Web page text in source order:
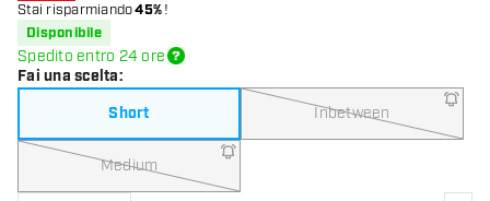
Stai risparmiando45%!
Disponibile
Spedito entro 24 ore
Fai una scelta:
Short
Inbetween
Medium